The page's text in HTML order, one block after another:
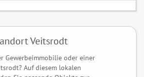
Veitsrodt
Gewerbeimmobilie oder einer
Auf diesem lokalen